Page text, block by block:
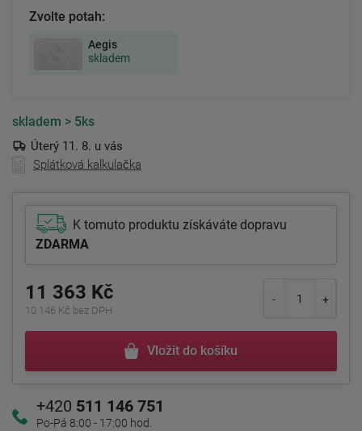
Zvolte potah:
Aegis
skladem
skladem > 5ks
Úterý 11. 8. u vás
Splátková kalkulačka
K tomuto produktu získáváte dopravu
ZDARMA
11 363 Kč
10 146 Kč bez DPH
Vložit do košíku
+420 511 146 751
Po-Pá 8:00 - 17:00 hod.